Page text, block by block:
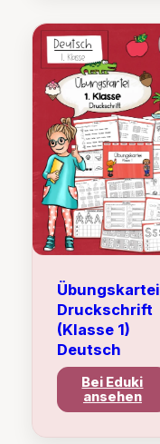
Übungskartei
Druckschrift
(Klasse 1)
Deutsch
Bei Eduki
ansehen